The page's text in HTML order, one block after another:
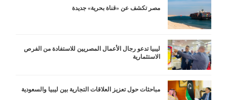
مصر تكشف عن «قناة بحرية» جديدة
ليبيا تدعو رجال الأعمال المصريين للاستفادة من الفرص
الاستثمارية
مباحثات حول تعزيز العلاقات التجارية بين ليبيا والسعودية